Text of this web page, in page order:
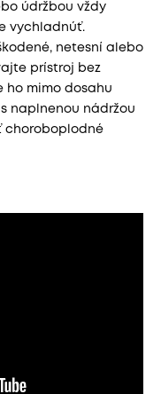
údržbou vždy
vychladnúť.
netesní alebo
prístroj bez
ho mimo dosahu
naplnenou nádržou
choroboplodné